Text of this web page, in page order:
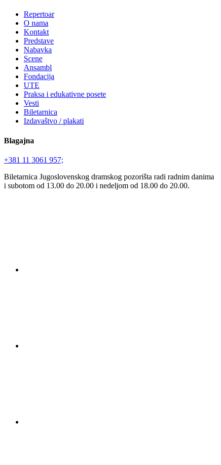
Repertoar
O nama
Kontakt
Predstave
Nabavka
Scene
Ansambl
Fondacija
UTE
Praksa i edukativne posete
Vesti
Biletarnica
Izdavaštvo / plakati
Blagajna
+381 11 3061 957;
Biletarnica Jugoslovenskog dramskog pozorišta radi radnim danima
i subotom od 13.00 do 20.00 i nedeljom od 18.00 do 20.00.